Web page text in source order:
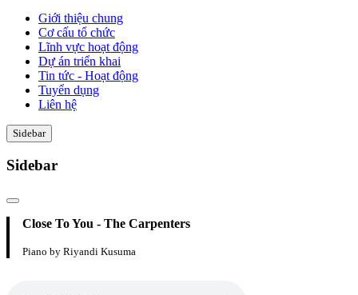
Giới thiệu chung
Cơ cấu tổ chức
Lĩnh vực hoạt động
Dự án triển khai
Tin tức - Hoạt động
Tuyển dụng
Liên hệ
Sidebar
Sidebar
Close To You - The Carpenters
Piano by Riyandi Kusuma